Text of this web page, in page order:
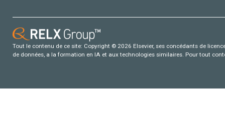
Tout le contenu de ce site: Copyright © 2026 Elsevier, ses concédants de
de données, a la formation en IA et aux technologies similaires. Pour tout